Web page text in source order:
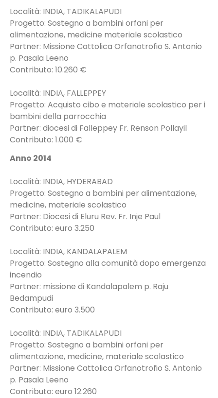
Località: INDIA, TADIKALAPUDI
Progetto: Sostegno a bambini orfani per
alimentazione, medicine materiale scolastico
Partner: Missione Cattolica Orfanotrofio S. Antonio
p. Pasala Leeno
Contributo: 10.260 €
Località: INDIA, FALLEPPEY
Progetto: Acquisto cibo e materiale scolastico per i
bambini della parrocchia
Partner: diocesi di Falleppey Fr. Renson Pollayil
Contributo: 1.000 €
Anno 2014
Località: INDIA, HYDERABAD
Progetto: Sostegno a bambini per alimentazione,
medicine, materiale scolastico
Partner: Diocesi di Eluru Rev. Fr. Inje Paul
Contributo: euro 3.250
Località: INDIA, KANDALAPALEM
Progetto: Sostegno alla comunità dopo emergenza
incendio
Partner: missione di Kandalapalem p. Raju
Bedampudi
Contributo: euro 3.500
Località: INDIA, TADIKALAPUDI
Progetto: Sostegno a bambini orfani per
alimentazione, medicine, materiale scolastico
Partner: Missione Cattolica Orfanotrofio S. Antonio
p. Pasala Leeno
Contributo: euro 12.260